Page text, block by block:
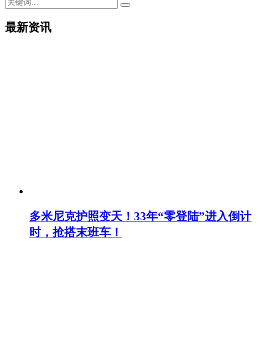
最新资讯
多米尼克护照变天！33年“零登陆”进入倒计
时，抢搭末班车！